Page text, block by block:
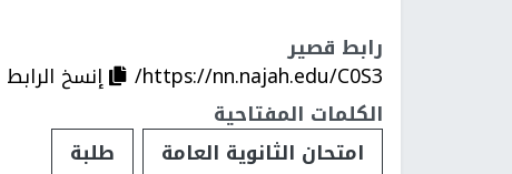
رابط قصير
https://nn.najah.edu/C0S3/
إنسخ الرابط
الكلمات المفتاحية
امتحان الثانوية العامة
طلبة